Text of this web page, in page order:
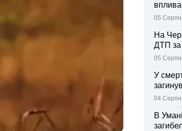
05
На
ДТП за
05
У
04
В